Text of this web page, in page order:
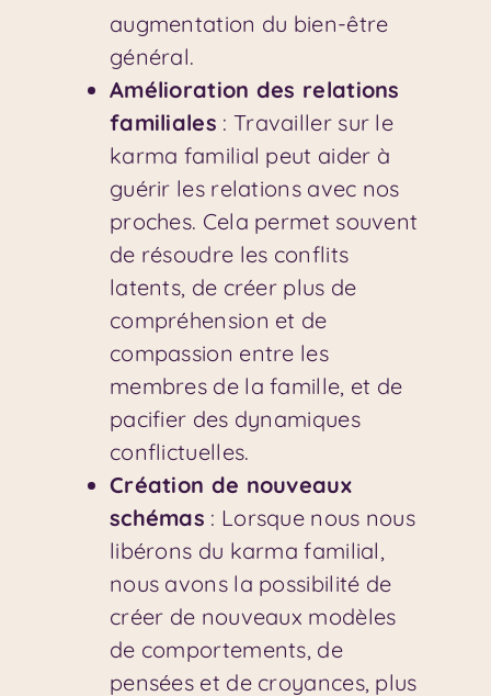
augmentation du bien-être
général.
Amélioration des relations
familiales : Travailler sur le
karma familial peut aider à
guérir les relations avec nos
proches. Cela permet souvent
de résoudre les conflits
latents, de créer plus de
compréhension et de
compassion entre les
membres de la famille, et de
pacifier des dynamiques
conflictuelles.
Création de nouveaux
schémas : Lorsque nous nous
libérons du karma familial,
nous avons la possibilité de
créer de nouveaux modèles
de comportements, de
pensées et de croyances, plus